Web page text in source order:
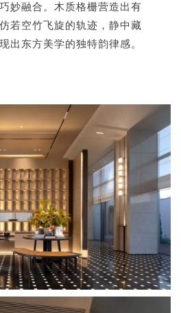
妙融合。木质格栅营造出有
若空竹飞旋的轨迹，静中藏
出东方美学的独特韵律感。